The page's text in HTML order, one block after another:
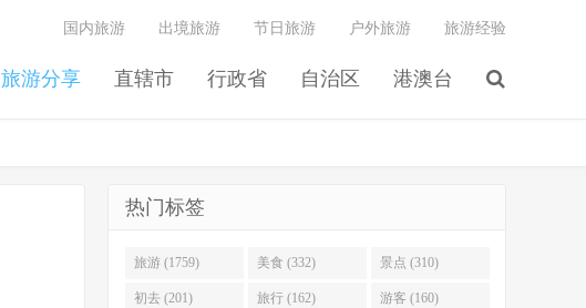
旅游分享 直辖市 行政省 自治区 港澳台
国内旅游 出境旅游 节日旅游 户外旅游 旅游经验
热门标签
旅游 (1759) 美食 (332) 景点 (310)
初去 (201) 旅行 (162) 游客 (160)